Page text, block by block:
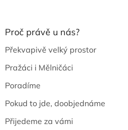
Proč právě u nás?
Překvapivě velký prostor
Pražáci i Mělničáci
Poradíme
Pokud to jde, doobjednáme
Přijedeme za vámi